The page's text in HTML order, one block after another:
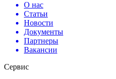
О нас
Статьи
Новости
Документы
Партнеры
Вакансии
Сервис